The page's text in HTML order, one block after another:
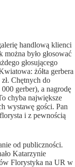
handlową klienci
było głosować
głosującego
żółta gerbera
Chętnych do
gerber), a nagrodę
chyba największe
wystawę gości. Pan
i z pewnością
od publiczności.
Katarzynie
Florystyka na UR w